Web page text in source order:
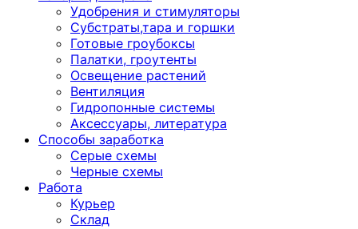
Удобрения и стимуляторы
Субстраты,тара и горшки
Готовые гроубоксы
Палатки, гроутенты
Освещение растений
Вентиляция
Гидропонные системы
Аксессуары, литература
Способы заработка
Серые схемы
Черные схемы
Работа
Курьер
Склад